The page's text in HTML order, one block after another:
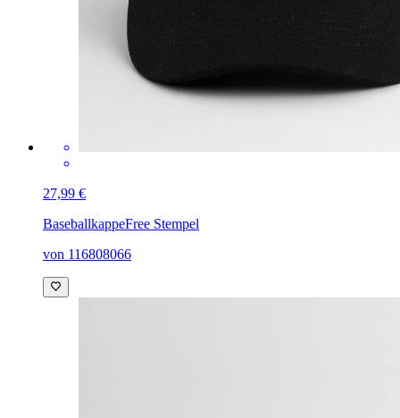
27,99 €
BaseballkappeFree Stempel
von 116808066